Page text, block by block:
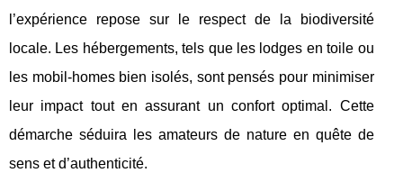
l’expérience repose sur le respect de la biodiversité
locale. Les hébergements, tels que les lodges en toile ou
les mobil-homes bien isolés, sont pensés pour minimiser
leur impact tout en assurant un confort optimal. Cette
démarche séduira les amateurs de nature en quête de
sens et d’authenticité.